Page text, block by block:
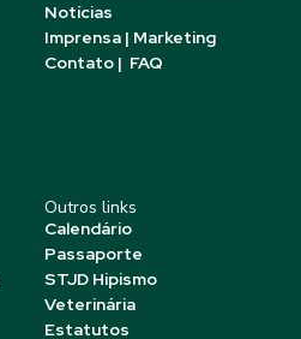
Notícias
Imprensa | Marketing
Contato | FAQ
Outros links
Calendário
Passaporte
STJD Hipismo
Veterinária
Estatutos